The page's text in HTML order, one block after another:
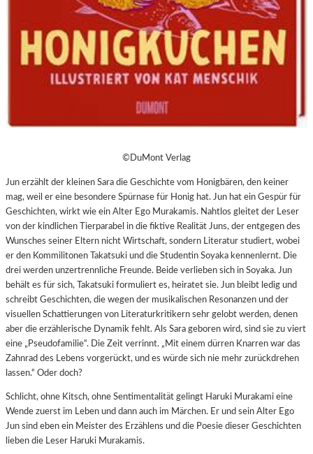
©DuMont Verlag
Jun erzählt der kleinen Sara die Geschichte vom Honigbären, den keiner
mag, weil er eine besondere Spürnase für Honig hat. Jun hat ein Gespür für
Geschichten, wirkt wie ein Alter Ego Murakamis. Nahtlos gleitet der Leser
von der kindlichen Tierparabel in die fiktive Realität Juns, der entgegen des
Wunsches seiner Eltern nicht Wirtschaft, sondern Literatur studiert, wobei
er den Kommilitonen Takatsuki und die Studentin Soyaka kennenlernt. Die
drei werden unzertrennliche Freunde. Beide verlieben sich in Soyaka. Jun
behält es für sich, Takatsuki formuliert es, heiratet sie. Jun bleibt ledig und
schreibt Geschichten, die wegen der musikalischen Resonanzen und der
visuellen Schattierungen von Literaturkritikern sehr gelobt werden, denen
aber die erzählerische Dynamik fehlt. Als Sara geboren wird, sind sie zu viert
eine „Pseudofamilie“. Die Zeit verrinnt. „Mit einem dürren Knarren war das
Zahnrad des Lebens vorgerückt, und es würde sich nie mehr zurückdrehen
lassen.“ Oder doch?
Schlicht, ohne Kitsch, ohne Sentimentalität gelingt Haruki Murakami eine
Wende zuerst im Leben und dann auch im Märchen. Er und sein Alter Ego
Jun sind eben ein Meister des Erzählens und die Poesie dieser Geschichten
lieben die Leser Haruki Murakamis.